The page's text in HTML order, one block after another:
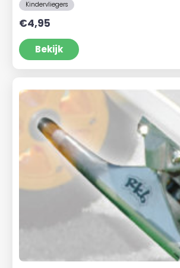
Kindervliegers
€4,95
Bekijk